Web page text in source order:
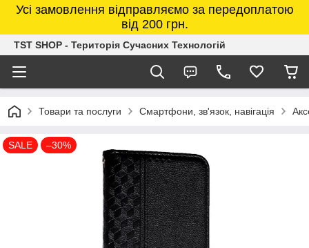
Усі замовлення відправляємо за передоплатою
від 200 грн.
TST SHOP - Територія Сучасних Технологій
Товари та послуги Смартфони, зв'язок, навігація
SALE –30%